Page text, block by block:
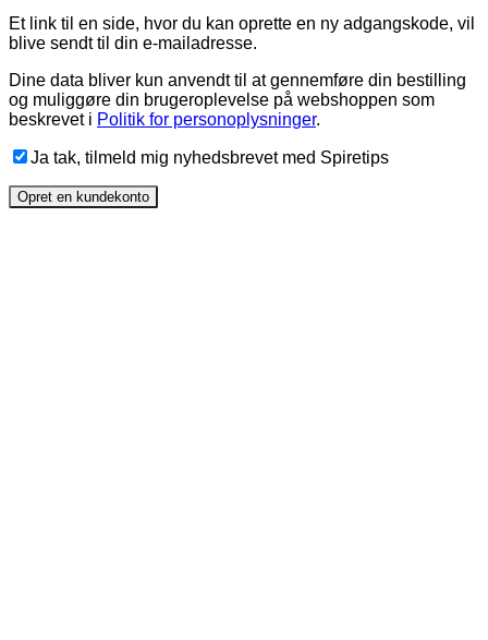
Et link til en side, hvor du kan oprette en ny adgangskode, vil
blive sendt til din e-mailadresse.
Dine data bliver kun anvendt til at gennemføre din bestilling
og muliggøre din brugeroplevelse på webshoppen som
beskrevet i Politik for personoplysninger.
Ja tak, tilmeld mig nyhedsbrevet med Spiretips
Opret en kundekonto